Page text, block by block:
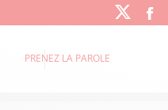
PRENEZ LA PAROLE